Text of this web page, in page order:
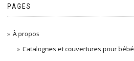
PAGES
À propos
Catalognes et couvertures pour bébé